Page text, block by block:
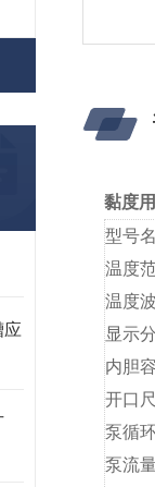
应
黏度
型号
温度
温度
显示
内胆
开口
泵循
泵流